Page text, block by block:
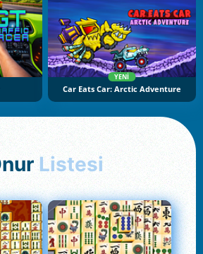
YENI
Car Eats Car: Arctic Adventure
Onur Listesi